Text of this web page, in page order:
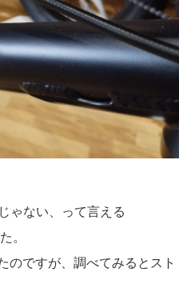
ゃない、って言える
。
のですが、調べてみるとスト